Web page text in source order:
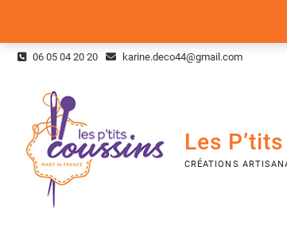
Skip
06 05 04 20 20 karine.deco44@gmail.com
Les
CRÉATIONS